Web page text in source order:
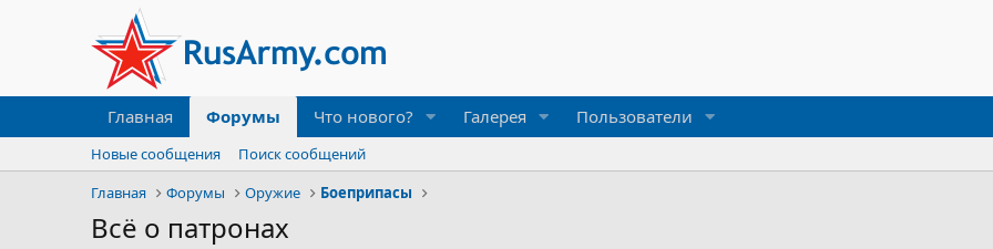
Главная Форумы Что нового? Галерея Пользователи
Новые сообщения
Поиск сообщений
Главная
Форумы Оружие Боеприпасы
Всё о патронах